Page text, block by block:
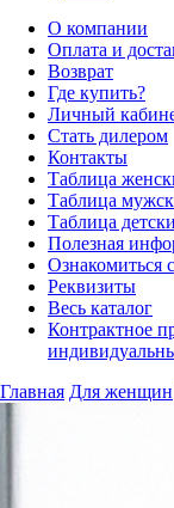
О компании
Оплата и
Возврат
Где купить?
Личный
Стать дилером
Контакты
Таблица
Таблица
Таблица
Полезная
Ознакомиться
Реквизиты
Весь каталог
Контрактное
Главная Для женщин